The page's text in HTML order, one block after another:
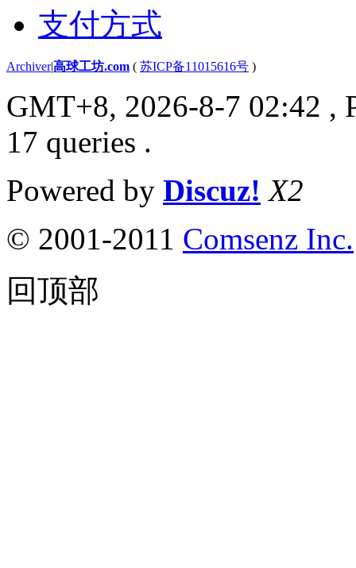
支付方式
Archiver|高球工坊.com ( 苏ICP备11015616号 )
GMT+8, 2026-8-7 02:42 ,
17 queries .
Powered by Discuz! X2
© 2001-2011 Comsenz Inc.
回顶部